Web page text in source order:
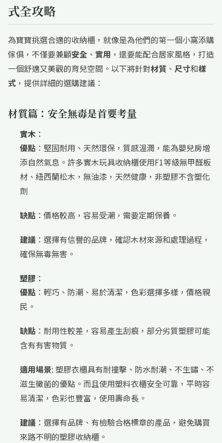
式全攻略
為寶寶挑選合適的收納櫃，就像是為他們的第一個小窩添購
傢俱，不僅要兼顧安全 、 實用 ，還要能配合居家風格，打造
一個舒適又美觀的育兒空間。以下將針對材質 、 尺寸和樣
式 ，提供詳細的選購建議：
材質篇：安全無毒是首要考量
實木 ：
優點 ：堅固耐用、天然環保，質感溫潤，能為嬰兒房增
添自然氣息。許多實木玩具收納櫃使用F1等級無甲醛板
材、紐西蘭松木，無油漆，天然健康，非塑膠不含塑化
劑
缺點 ：價格較高，容易受潮，需要定期保養。
建議 ：選擇有信譽的品牌，確認木材來源和處理過程，
確保無毒無害。
塑膠 ：
優點 ：輕巧、防潮、易於清潔，色彩選擇多樣，價格親
民。
缺點 ：耐用性較差，容易產生刮痕，部分劣質塑膠可能
含有有害物質。
適用場景: 塑膠衣櫃具有耐撞擊、防水耐潮、不生鏽、不
滋生黴菌的優點。而且使用塑料衣櫃安全可靠，平時容
易清潔，色彩也豐富，使用壽命長。
建議 ：選擇有品牌、有檢驗合格標章的產品，避免購買
來路不明的塑膠收納櫃。